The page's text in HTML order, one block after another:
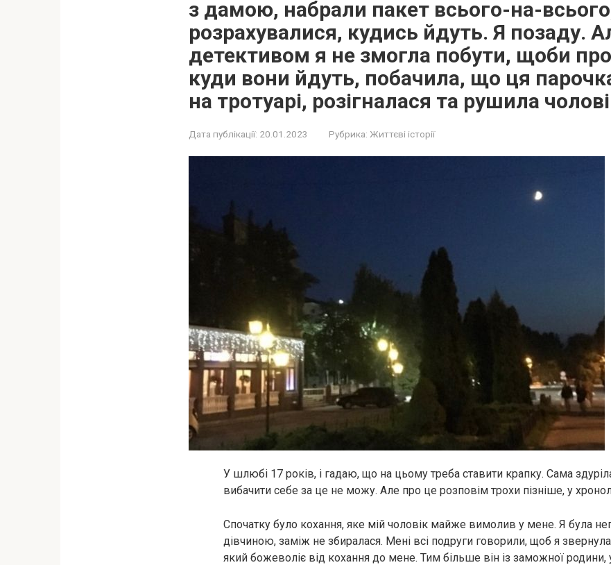
з дамою, набрали пакет всього-на-
розрахувалися, кудись йдуть. Я позаду.
детективом я не змогла побути, щоби
куди вони йдуть, побачила, що ця
на тротуарі, розігналася та рушила
Дата публікації: 20.01.2023 Рубрика: Життєві історії
У шлюбі 17 років, і гадаю, що на цьому треба ставити крапку. Сама
вибачити себе за це не можу. Але про це розповім трохи пізніше, у
Спочатку було кохання, яке мій чоловік майже вимолив у мене. Я була
дівчиною, заміж не збиралася. Мені всі подруги говорили, щоб я
який божеволіє від кохання до мене. Тим більше він із заможної родини,